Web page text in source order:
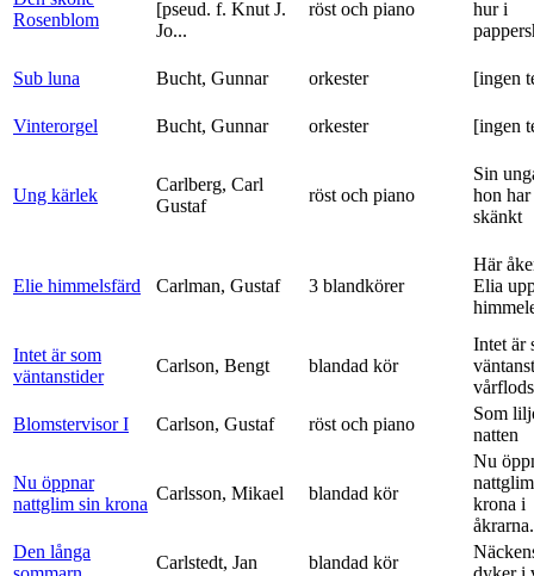
Rosenblom
[pseud. f. Knut J.
Jo...
röst och piano
hur i
Sub luna Bucht, Gunnar orkester [ingen
Vinterorgel Bucht, Gunnar orkester [ingen
Ung kärlek
Carlberg, Carl
Gustaf
röst och piano
Sin
hon
skänkt
Elie himmelsfärd Carlman, Gustaf 3 blandkörer
Här
Elia
Intet är som
väntanstider
Carlson, Bengt blandad kör
Intet är
Blomstervisor I
Carlson, Gustaf röst och piano
Som
natten
Nu öppnar
nattglim sin krona
Carlsson, Mikael blandad kör
Nu
krona i
Den långa
Carlstedt, Jan blandad kör